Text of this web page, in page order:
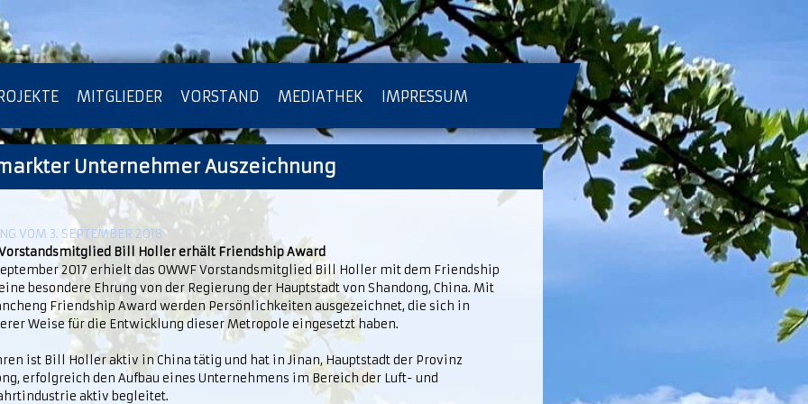
MITGLIEDER VORSTAND MEDIATHEK IMPRESSUM
ARCHIV
Unternehmer Auszeichnung
VOM 3. SEPTEMBER 2018
Vorstandsmitglied Bill Holler erhält Friendship Award
2017 erhielt das OWWF Vorstandsmitglied Bill Holler mit dem Friendship
besondere Ehrung von der Regierung der Hauptstadt von Shandong, China. Mit
Friendship Award werden Persönlichkeiten ausgezeichnet, die sich in
Weise für die Entwicklung dieser Metropole eingesetzt haben.
ist Bill Holler aktiv in China tätig und hat in Jinan, Hauptstadt der Provinz
erfolgreich den Aufbau eines Unternehmens im Bereich der Luft- und
aktiv begleitet.